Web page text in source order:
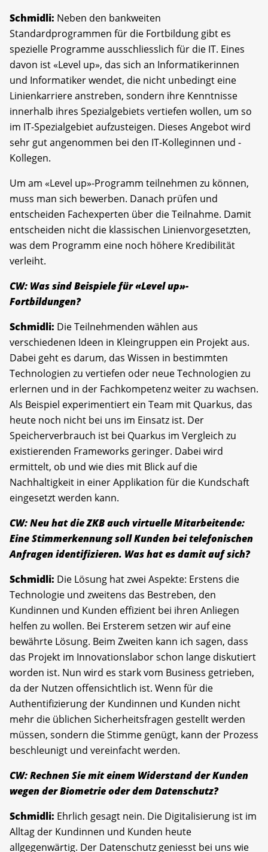
Schmidli: Neben den bankweiten
Standardprogrammen für die Fortbildung gibt es
spezielle Programme ausschliesslich für die IT. Eines
davon ist «Level up», das sich an Informatikerinnen
und Informatiker wendet, die nicht unbedingt eine
Linienkarriere anstreben, sondern ihre Kenntnisse
innerhalb ihres Spezialgebiets vertiefen ­wollen, um so
im IT-Spezialgebiet aufzusteigen. Dieses Angebot wird
sehr gut angenommen bei den IT-Kolleginnen und -
Kollegen.
Um am «Level up»-Programm teilnehmen zu können,
muss man sich bewerben. Danach prüfen und
entscheiden Fachexperten über die Teilnahme. Damit
entscheiden nicht die klassischen Linienvorgesetzten,
was dem Programm eine noch höhere Kredibilität
verleiht.
CW: Was sind Beispiele für «Level up»-
Fortbildungen?
Schmidli: Die Teilnehmenden wählen aus
verschiedenen Ideen in Kleingruppen ein Projekt aus.
Dabei geht es darum, das Wissen in bestimmten
Technologien zu vertiefen oder neue Technologien zu
erlernen und in der Fachkompetenz weiter zu wachsen.
Als Beispiel experimentiert ein Team mit Quarkus, das
heute noch nicht bei uns im Einsatz ist. Der
Speicherverbrauch ist bei Quarkus im Vergleich zu
existierenden Frameworks geringer. Dabei wird
ermittelt, ob und wie dies mit Blick auf die
Nachhaltigkeit in einer Applikation für die Kundschaft
eingesetzt werden kann.
CW: Neu hat die ZKB auch virtuelle Mitarbeitende:
Eine Stimmerkennung soll Kunden bei telefonischen
Anfragen identifizieren. Was hat es damit auf sich?
Schmidli: Die Lösung hat zwei Aspekte: Erstens die
Technologie und zweitens das Bestreben, den
Kundinnen und Kunden effizient bei ihren Anliegen
helfen zu wollen. Bei Ersterem setzen wir auf eine
bewährte Lösung. Beim Zweiten kann ich sagen, dass
das Projekt im Innovationslabor schon lange diskutiert
worden ist. Nun wird es stark vom Business getrieben,
da der Nutzen offensichtlich ist. Wenn für die
Authentifizierung der Kundinnen und Kunden nicht
mehr die üblichen Sicherheitsfragen gestellt werden
müssen, sondern die Stimme genügt, kann der Prozess
beschleunigt und vereinfacht werden.
CW: Rechnen Sie mit einem Widerstand der Kunden
wegen der Biometrie oder dem Datenschutz?
Schmidli: Ehrlich gesagt nein. Die Digitalisierung ist im
Alltag der Kundinnen und Kunden heute
allgegenwärtig. Der Datenschutz geniesst bei uns wie